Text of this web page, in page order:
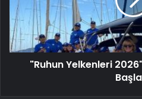
"Ruhun Yelkenleri